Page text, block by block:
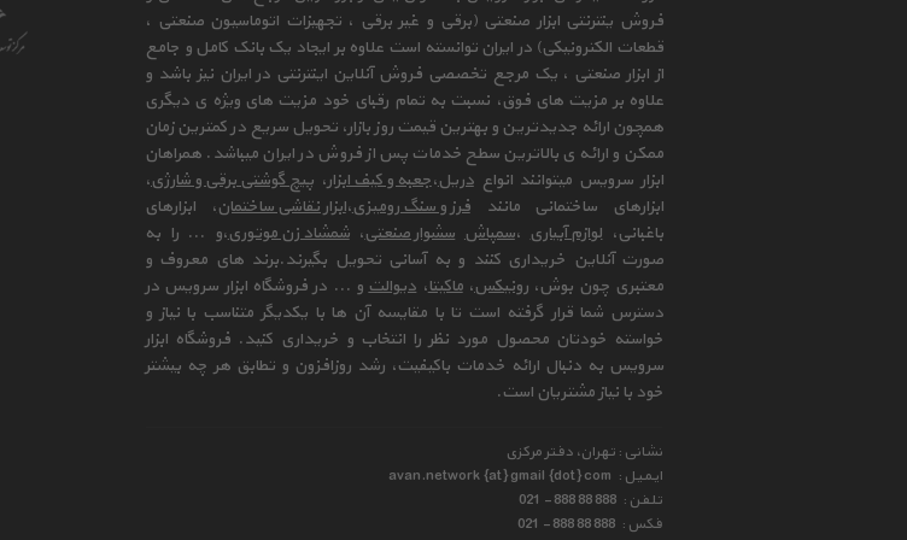
فروش ینترنتی ابزار صنعتی (برقی و غیر برقی ، تجهیزات اتوماسیون صنعتی ،
قطعات الکترونیکی) در ایران توانسته است علاوه بر ایجاد یک بانک کامل و جامع
از ابزار صنعتی ، یک مرجع تخصصی فروش آنلاین اینترنتی در ایران نیز باشد و
علاوه بر مزیت های فوق، نسبت به تمام رقبای خود مزیت های ویژه ی دیگری
همچون ارائه جدیدترین و بهترین قیمت روز بازار، تحویل سریع در کمترین زمان
ممکن و ارائه ی بالاترین سطح خدمات پس از فروش در ایران میباشد. همراهان
ابزار سرویس میتوانند انواعدریل،جعبه و کیف ابزار، پیچ گوشتی برقی و شارژی،
ابزارهای ساختمانی مانندفرز و سنگ رومیزی،ابزار نقاشی ساختمان، ابزارهای
باغبانی،لوازم آبیاری،سمپاش سشوار صنعتی،شمشاد زن موتوری،و ... را به
صورت آنلاین خریداری کنند و به آسانی تحویل بگیرند.برند های معروف و
معتبری چون بوش، رونیکس،ماکیتا، دیوالتو ... در فروشگاه ابزار سرویس در
دسترس شما قرار گرفته است تا با مقایسه آن ها با یکدیگر متناسب با نیاز و
خواسته خودتان محصول مورد نظر را انتخاب و خریداری کنید. فروشگاه ابزار
سرویس به دنبال ارائه خدمات باکیفیت، رشد روزافزون و تطابق هر چه بیشتر
خود با نیاز مشتریان است.
نشانی : تهران، دفتر مرکزی
ایمیل : avan.network {at} gmail {dot} com
تلفن : 021 - 888 88 888
فکس : 021 - 888 88 888